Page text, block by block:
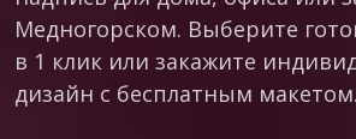
Медногорском. Выберите
в 1 клик или закажите
дизайн с бесплатным макетом.